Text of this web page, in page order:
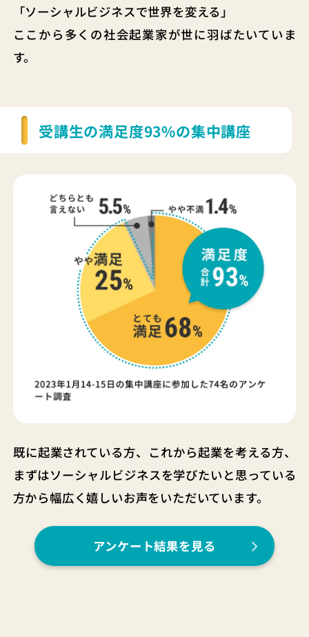
「ソーシャルビジネスで世界を変える」
ここから多くの社会起業家が世に羽ばたいていま
す。
受講生の満足度93%の集中講座
既に起業されている方、これから起業を考える方、
まずはソーシャルビジネスを学びたいと思っている
方から幅広く嬉しいお声をいただいています。
アンケート結果を見る